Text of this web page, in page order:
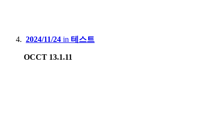
2024/11/24 in 테스트
OCCT 13.1.11